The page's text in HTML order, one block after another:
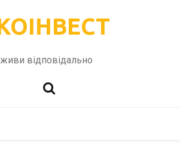
живи відповідально